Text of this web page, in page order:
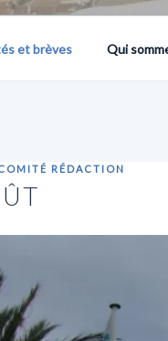
et brèves Qui
RÉDACTION